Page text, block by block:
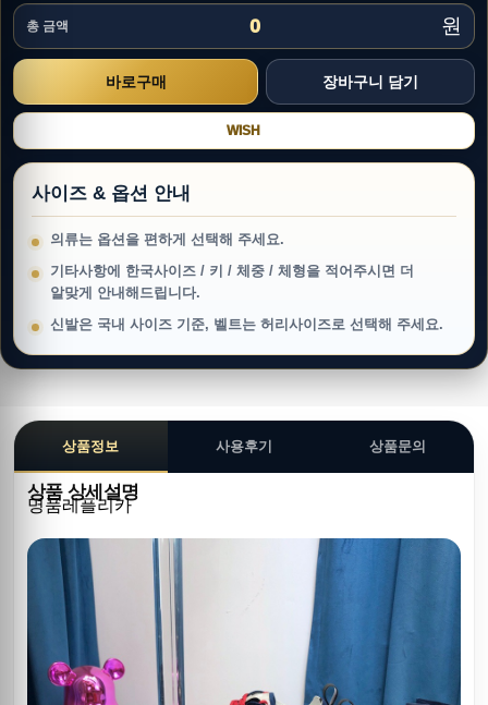
총 금액 0 원
WISH
사이즈 & 옵션 안내
의류는 옵션을 편하게 선택해 주세요.
기타사항에 한국사이즈 / 키 / 체중 / 체형을 적어주시면 더
알맞게 안내해드립니다.
신발은 국내 사이즈 기준, 벨트는 허리사이즈로 선택해 주세요.
상품정보 사용후기 상품문의
상품 상세설명
명품레플리카